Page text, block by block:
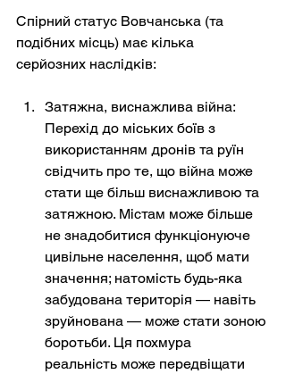
Спірний статус Вовчанська (та
подібних місць) має кілька
серйозних наслідків:
Затяжна, виснажлива війна:
Перехід до міських боїв з
використанням дронів та руїн
свідчить про те, що війна може
стати ще більш виснажливою та
затяжною. Містам може більше
не знадобитися функціонуюче
цивільне населення, щоб мати
значення; натомість будь-яка
забудована територія — навіть
зруйнована — може стати зоною
боротьби. Ця похмура
реальність може передвіщати